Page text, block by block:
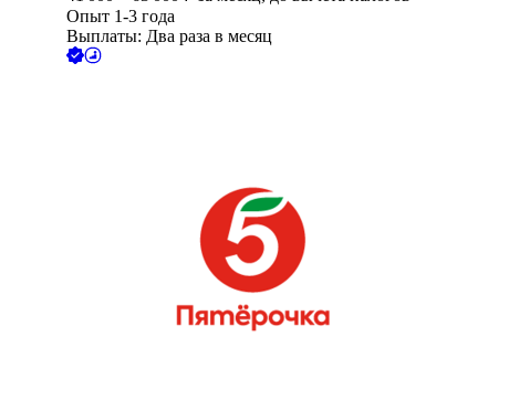
Опыт 1-3 года
Выплаты: Два раза в месяц